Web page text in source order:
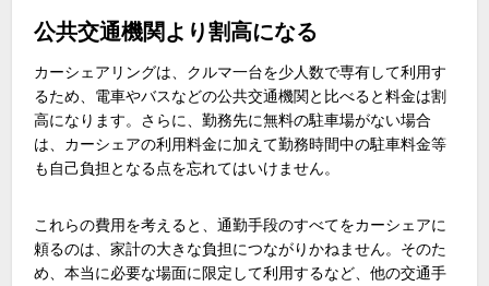
公共交通機関より割高になる
カーシェアリングは、クルマ一台を少人数で専有して利用す
るため、電車やバスなどの公共交通機関と比べると料金は割
高になります。さらに、勤務先に無料の駐車場がない場合
は、カーシェアの利用料金に加えて勤務時間中の駐車料金等
も自己負担となる点を忘れてはいけません。
これらの費用を考えると、通勤手段のすべてをカーシェアに
頼るのは、家計の大きな負担につながりかねません。そのた
め、本当に必要な場面に限定して利用するなど、他の交通手